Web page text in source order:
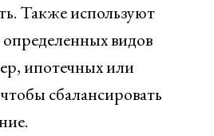
Также используют
видов
ипотечных или
сбалансировать